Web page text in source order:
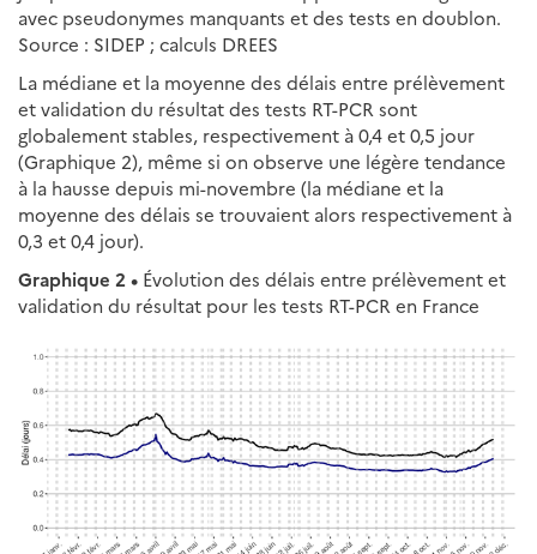
avec pseudonymes manquants et des tests en doublon.
Source : SIDEP ; calculs DREES
La médiane et la moyenne des délais entre prélèvement
et validation du résultat des tests RT-PCR sont
globalement stables, respectivement à 0,4 et 0,5 jour
(Graphique 2), même si on observe une légère tendance
à la hausse depuis mi-novembre (la médiane et la
moyenne des délais se trouvaient alors respectivement à
0,3 et 0,4 jour).
Graphique 2 • Évolution des délais entre prélèvement et
validation du résultat pour les tests RT-PCR en France